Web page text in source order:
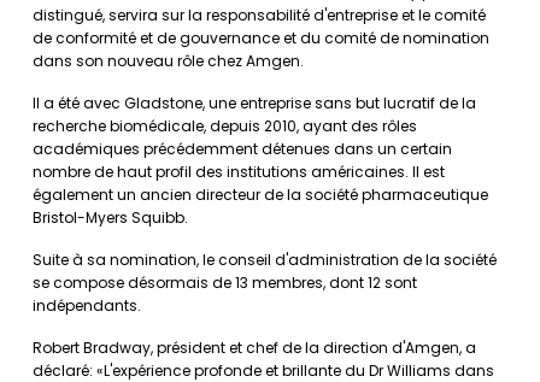
distingué, servira sur la responsabilité d'entreprise et le comité
de conformité et de gouvernance et du comité de nomination
dans son nouveau rôle chez Amgen.
Il a été avec Gladstone, une entreprise sans but lucratif de la
recherche biomédicale, depuis 2010, ayant des rôles
académiques précédemment détenues dans un certain
nombre de haut profil des institutions américaines. Il est
également un ancien directeur de la société pharmaceutique
Bristol-Myers Squibb.
Suite à sa nomination, le conseil d'administration de la société
se compose désormais de 13 membres, dont 12 sont
indépendants.
Robert Bradway, président et chef de la direction d'Amgen, a
déclaré: «L'expérience profonde et brillante du Dr Williams dans